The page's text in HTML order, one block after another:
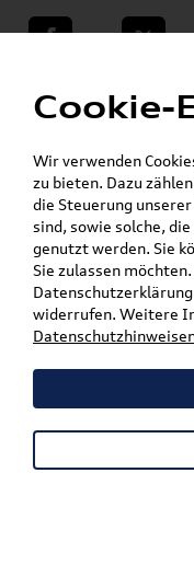
teilen Twitter
VW Shop - VW
% Sale »
Original Audi
silber/schwarz
Original
silber/
Cookie-
Wir verwenden
zu bieten. Dazu
die Steuerung
sind, sowie solche,
genutzt werden. Sie
Sie zulassen
widerrufen. Weitere